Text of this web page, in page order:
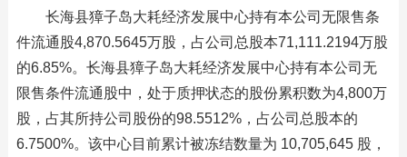
长海县獐子岛大耗经济发展中心持有本公司无限售条
件流通股4,870.5645万股，占公司总股本71,111.2194万股
的6.85%。长海县獐子岛大耗经济发展中心持有本公司无
限售条件流通股中，处于质押状态的股份累积数为4,800万
股，占其所持公司股份的98.5512%，占公司总股本的
6.7500%。该中心目前累计被冻结数量为 10,705,645 股，